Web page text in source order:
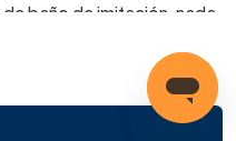
baño de imitación, nada
de nuestras opciones,
no